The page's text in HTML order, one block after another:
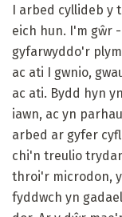
I arbed cyllideb y
eich hun. I'm gŵr
gyfarwyddo'r
ac ati I gwnio,
ac ati. Bydd hyn
iawn, ac yn
arbed ar gyfer
chi'n treulio
throi'r microdon,
fyddwch yn